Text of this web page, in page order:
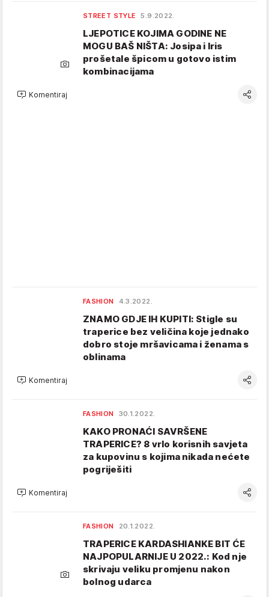
STREET STYLE 5.9.2022.
LJEPOTICE KOJIMA GODINE NE
MOGU BAŠ NIŠTA: Josipa i Iris
prošetale špicom u gotovo istim
kombinacijama
Komentiraj
FASHION 4.3.2022.
ZNAMO GDJE IH KUPITI: Stigle su
traperice bez veličina koje jednako
dobro stoje mršavicama i ženama s
oblinama
Komentiraj
FASHION 30.1.2022.
KAKO PRONAĆI SAVRŠENE
TRAPERICE? 8 vrlo korisnih savjeta
za kupovinu s kojima nikada nećete
pogriješiti
Komentiraj
FASHION 20.1.2022.
TRAPERICE KARDASHIANKE BIT ĆE
NAJPOPULARNIJE U 2022.: Kod nje
skrivaju veliku promjenu nakon
bolnog udarca